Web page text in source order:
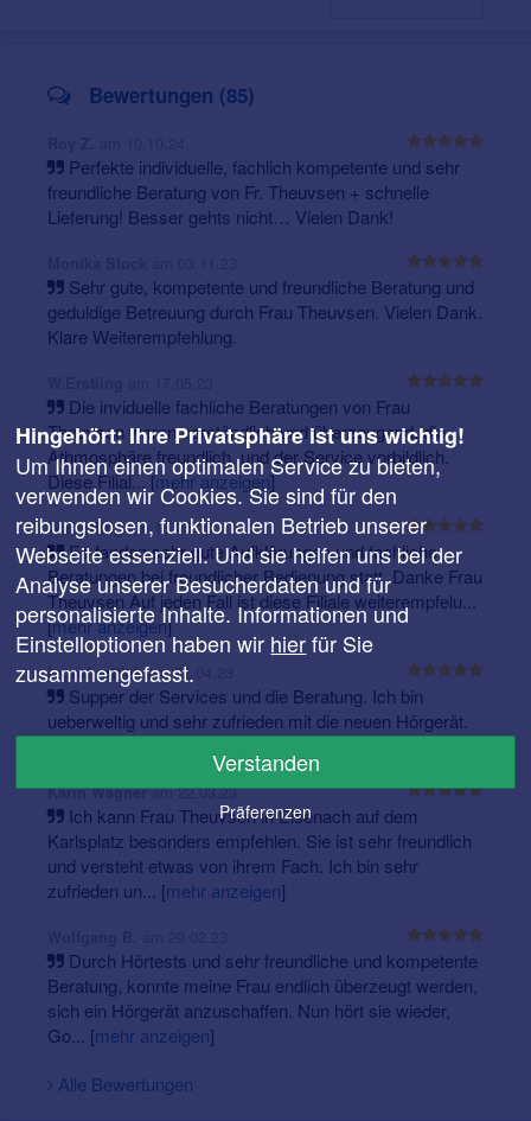
Bewertungen (85)
Perfekte individuelle, fachlich kompetente und sehr
freundliche Beratung von Fr. Theuvsen + schnelle
Lieferung! Besser gehts nicht… Vielen Dank!
Sehr gute, kompetente und freundliche Beratung und
geduldige Betreuung durch Frau Theuvsen. Vielen Dank.
Klare Weiterempfehlung.
Die inviduelle fachliche Beratungen von Frau
Theuvsen waren verständlich und überzeugend, die
Athmosphäre freundlich, und der Service vorbildlich.
Diese Filial...[mehr anzeigen]
W.Erstlingam 15.05.23
Es fanden sehr gute Aufklärungen und fachliche
Beratungen bei freundlicher Bedienung statt. Danke Frau
Theuvsen Auf jeden Fall ist diese Filiale weiterempfelu...
[mehr anzeigen]
Ingrid rottlebam 22.04.23
Supper der Services und die Beratung. Ich bin
ueberweltig und sehr zufrieden mit die neuen Hörgerät.
Karin Wagneram 22.03.23
Ich kann Frau Theuvsen in Eisenach auf dem
Karlsplatz besonders empfehlen. Sie ist sehr freundlich
und versteht etwas von ihrem Fach. Ich bin sehr
zufrieden un... [mehr anzeigen]
Durch Hörtests und sehr freundliche und kompetente
Beratung, konnte meine Frau endlich überzeugt werden,
sich ein Hörgerät anzuschaffen. Nun hört sie wieder,
Go... [mehr anzeigen]
Alle Bewertungen
Hingehört: Ihre Privatsphäre ist uns wichtig!
Um Ihnen einen optimalen Service zu bieten,
verwenden wir Cookies. Sie sind für den
reibungslosen, funktionalen Betrieb unserer
Webseite essenziell. Und sie helfen uns bei der
Analyse unserer Besucherdaten und für
personalisierte Inhalte. Informationen und
Einstelloptionen haben wir hierfür Sie
zusammengefasst.
Verstanden
Präferenzen